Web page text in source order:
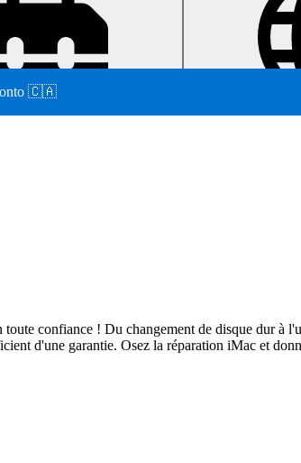
🇨🇦
confiance ! Du changement de disque dur à
d'une garantie. Osez la réparation iMac et